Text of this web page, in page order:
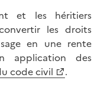
et les héritiers
les droits
en une rente
application des
code civil
.